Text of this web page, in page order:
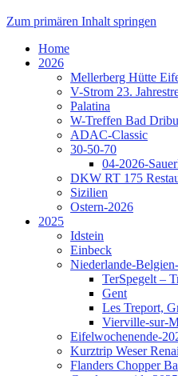
Zum primären Inhalt springen
Home
2026
Mellerberg Hütte
V-Strom 23.
Palatina
W-Treffen Bad
ADAC-Classic
30-50-70
04-2026-
DKW RT 175
Sizilien
Ostern-2026
2025
Idstein
Einbeck
Niederlande-
TerSpegelt –
Gent
Les Treport,
Vierville-sur-
Eifelwochenende-
Kurztrip Weser
Flanders Chopper